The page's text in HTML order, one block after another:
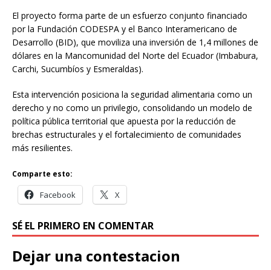
El proyecto forma parte de un esfuerzo conjunto financiado
por la Fundación CODESPA y el Banco Interamericano de
Desarrollo (BID), que moviliza una inversión de 1,4 millones de
dólares en la Mancomunidad del Norte del Ecuador (Imbabura,
Carchi, Sucumbíos y Esmeraldas).
Esta intervención posiciona la seguridad alimentaria como un
derecho y no como un privilegio, consolidando un modelo de
política pública territorial que apuesta por la reducción de
brechas estructurales y el fortalecimiento de comunidades
más resilientes.
Comparte esto:
Facebook X
SÉ EL PRIMERO EN COMENTAR
Dejar una contestacion